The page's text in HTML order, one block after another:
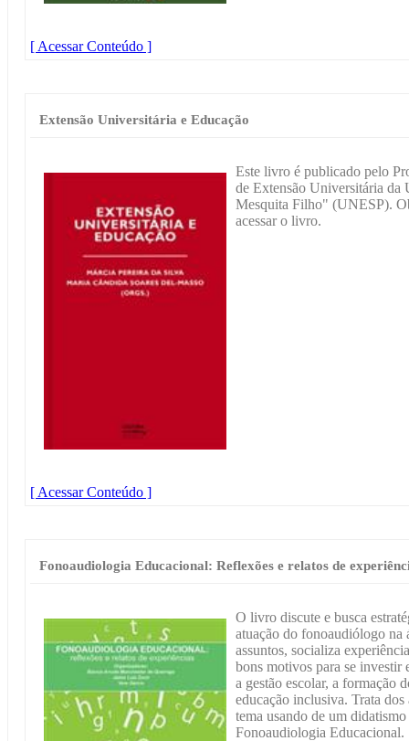
[ Acessar Conteúdo ]
Extensão Universitária e Educação
Este livro é publicado pelo
de Extensão Universitária da
Mesquita Filho" (UNESP).
acessar o livro.
[ Acessar Conteúdo ]
Fonoaudiologia Educacional: Reflexões e relatos de
O livro discute e busca
atuação do fonoaudiólogo na
assuntos, socializa
bons motivos para se
a gestão escolar, a formação
educação inclusiva. Trata dos
tema usando de um
Fonoaudiologia Educacional.